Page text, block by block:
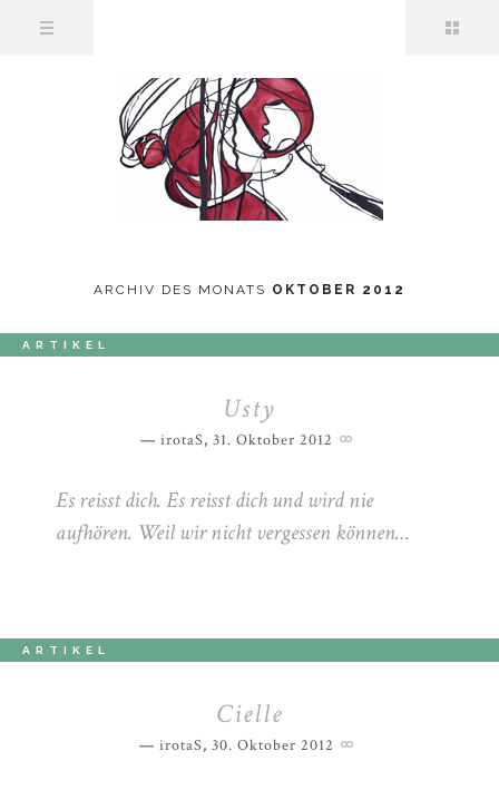
ARCHIV DES MONATS OKTOBER 2012
ARTIKEL
Usty
irotaS, 31. Oktober 2012
Es reisst dich. Es reisst dich und wird nie
aufhören. Weil wir nicht vergessen können…
ARTIKEL
Cielle
irotaS, 30. Oktober 2012